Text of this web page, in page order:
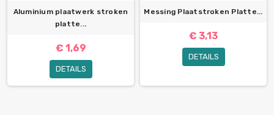
Aluminium plaatwerk stroken
platte...
€ 1,69
DETAILS
Messing Plaatstroken Platte...
€ 3,13
DETAILS